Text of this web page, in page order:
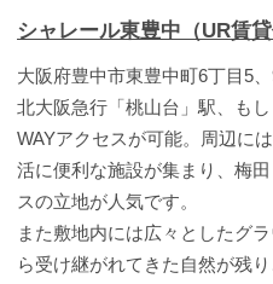
シャレール東豊中（UR賃貸
大阪府豊中市東豊中町6丁目5
北大阪急行「桃山台」駅、も
WAYアクセスが可能。周辺に
活に便利な施設が集まり、梅
スの立地が人気です。
また敷地内には広々としたグ
ら受け継がれてきた自然が残